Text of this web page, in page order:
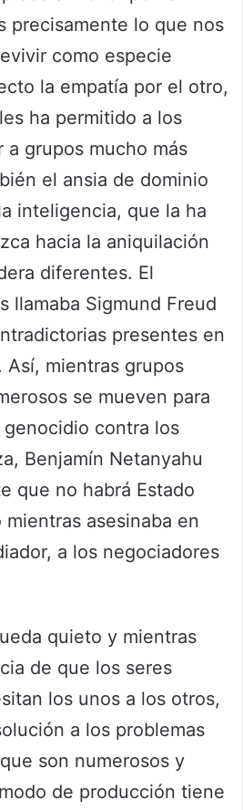
precisamente lo que nos
como especie
la empatía por el otro,
ha permitido a los
a grupos mucho más
el ansia de dominio
inteligencia, que la ha
hacia la aniquilación
diferentes. El
llamaba Sigmund Freud
presentes en
Así, mientras grupos
se mueven para
contra los
Benjamín Netanyahu
que no habrá Estado
asesinaba en
a los negociadores
quieto y mientras
de que los seres
los unos a los otros,
a los problemas
son numerosos y
de producción tiene